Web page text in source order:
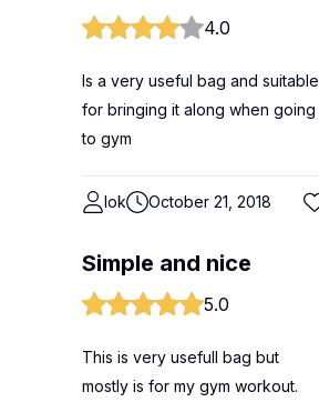
4.0
Is a very useful bag and suitable
for bringing it along when going
to gym
lok October 21, 2018
Simple and nice
5.0
This is very usefull bag but
mostly is for my gym workout.